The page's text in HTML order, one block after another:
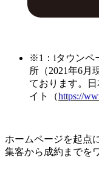
※1：iタウンペ
所（2021年6月
ております。
イト（https://
ホームページを起点
集客から成約までを